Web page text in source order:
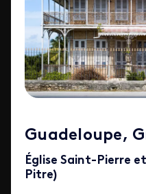
Guadeloupe,
Église Saint-Pierre
Pitre)